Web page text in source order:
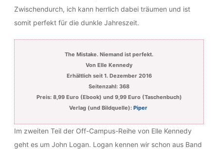
Zwischendurch, ich kann herrlich dabei träumen und ist
somit perfekt für die dunkle Jahreszeit.
The Mistake. Niemand ist perfekt.
Von Elle Kennedy
Erhältlich seit 1. Dezember 2016
Seitenzahl: 368
Preis: 8,99 Euro (Ebook) und 9,99 Euro (Taschenbuch)
Verlag (und Bildquelle): Piper
Im zweiten Teil der Off-Campus-Reihe von Elle Kennedy
geht es um John Logan. Logan kennen wir schon aus Band